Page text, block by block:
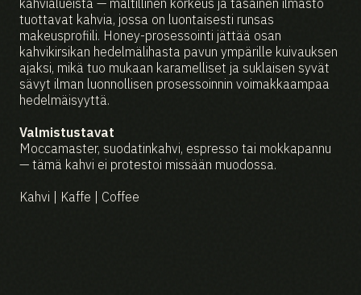
tuottavat kahvia, jossa on luontaisesti runsas
makeusprofiili. Honey-prosessointi jättää osan
kahvikirsikan hedelmälihasta pavun ympärille kuivauksen
ajaksi, mikä tuo mukaan karamelliset ja suklaisen syvät
sävyt ilman luonnollisen prosessoinnin voimakkaampaa
hedelmäisyyttä.
Valmistustavat
Moccamaster, suodatinkahvi, espresso tai mokkapannu
— tämä kahvi ei protestoi missään muodossa.
Kahvi | Kaffe | Coffee